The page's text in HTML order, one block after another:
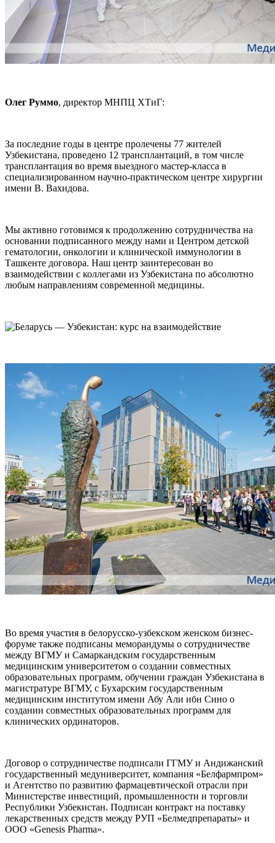
Олег Руммо, директор МНПЦ ХТиГ:
За последние годы в центре пролечены 77 жителей
Узбекистана, проведено 12 трансплантаций, в том числе
трансплантация во время выездного мастер-класса в
специализированном научно-практическом центре хирургии
имени В. Вахидова.
Мы активно готовимся к продолжению сотрудничества на
основании подписанного между нами и Центром детской
гематологии, онкологии и клинической иммунологии в
Ташкенте договора. Наш центр заинтересован во
взаимодействии с коллегами из Узбекистана по абсолютно
любым направлениям современной медицины.
Во время участия в белорусско-узбекском женском бизнес-
форуме также подписаны меморандумы о сотрудничестве
между ВГМУ и Самаркандским государственным
медицинским университетом о создании совместных
образовательных программ, обучении граждан Узбекистана в
магистратуре ВГМУ, с Бухарским государственным
медицинским институтом имени Абу Али ибн Сино о
создании совместных образовательных программ для
клинических ординаторов.
Договор о сотрудничестве подписали ГГМУ и Андижанский
государственный медуниверситет, компания «Белфармпром»
и Агентство по развитию фармацевтической отрасли при
Министерстве инвестиций, промышленности и торговли
Республики Узбекистан. Подписан контракт на поставку
лекарственных средств между РУП «Белмедпрепараты» и
ООО «Genesis Pharma».